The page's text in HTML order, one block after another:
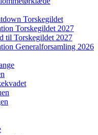
Torskegildet
Torskegildet 2027
til Torskegildet 2027
Generalforsamling 2026